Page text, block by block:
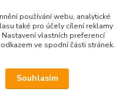
11,30 hod.
používání webu, analytické
také pro účely cílení reklamy
vlastních preferencí
ve spodní části stránek.
Souhlasím